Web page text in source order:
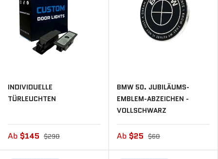
INDIVIDUELLE
TÜRLEUCHTEN
Ab $145 $290
BMW 50. JUBILÄUMS-
EMBLEM-ABZEICHEN -
VOLLSCHWARZ
Ab $25 $60